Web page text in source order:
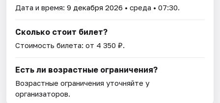
Дата и время:9 декабря 2026 • среда • 07:30.
Сколько стоит билет?
Стоимость билета: от 4 350 ₽.
Есть ли возрастные ограничения?
Возрастные ограничения уточняйте у
организаторов.